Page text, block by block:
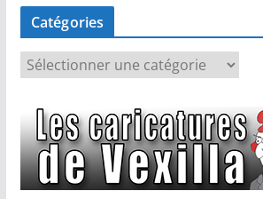
Catégories
é
g
o
r